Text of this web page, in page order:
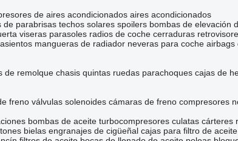
de aires acondicionados aires acondicionados
de parabrisas techos solares spoilers bombas de elevación
viseras parasoles radios de coche cerraduras
asientos mangueras de radiador neveras para coche airbags
de remolque chasis quintas ruedas parachoques cajas de
freno válvulas solenoides cámaras de freno compresores
bombas de aceite turbocompresores culatas cárteres
bielas engranajes de cigüeñal cajas para filtro de aceite